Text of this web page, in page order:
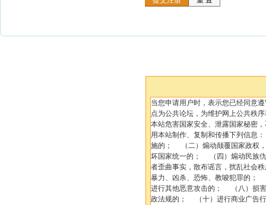
当您申请用户时，表示您已经同意
点为公共论坛，为维护网上公共秩
本站危害国家安全、泄露国家秘密
用本站制作、复制和传播下列信息
施的； （二）煽动颠覆国家政权
坏国家统一的； （四）煽动民族
者歪曲事实，散布谣言，扰乱社会
暴力、凶杀、恐怖、教唆犯罪的；
进行其他恶意攻击的； （八）损
政法规的； （十）进行商业广告